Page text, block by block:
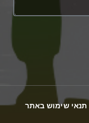
תנאי שימוש באתר